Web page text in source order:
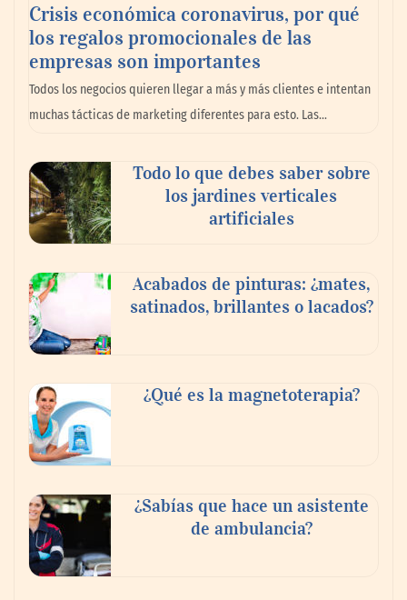
La omnicanalidad redefine la forma de
planear viajes en México
buscan proyectar talento mexicano y
fortalecer el turismo médico
Crisis económica coronavirus, por qué
los regalos promocionales de las
empresas son importantes
Todos los negocios quieren llegar a más y más clientes e intentan
muchas tácticas de marketing diferentes para esto. Las…
Todo lo que debes saber sobre
los jardines verticales
artificiales
Acabados de pinturas: ¿mates,
satinados, brillantes o lacados?
¿Qué es la magnetoterapia?
¿Sabías que hace un asistente
de ambulancia?